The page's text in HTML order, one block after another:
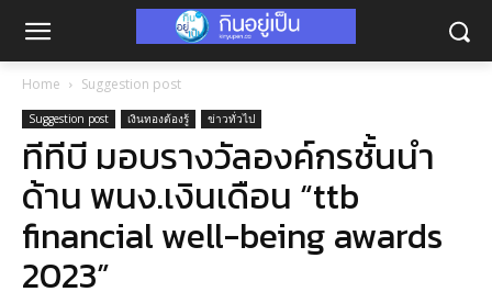
Home Suggestion post
Suggestion post เงินทองต้องรู้ ข่าวทั่วไป
ทีทีบี มอบรางวัลองค์กรชั้นนำ
ด้าน พนง.เงินเดือน “ttb
financial well-being awards
2023”